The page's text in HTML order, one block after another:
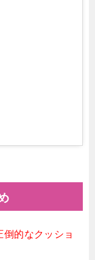
倒的なクッショ